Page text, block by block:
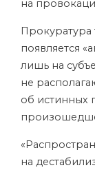
на
Прокуратура
появляется
лишь на
не
об истинных
на